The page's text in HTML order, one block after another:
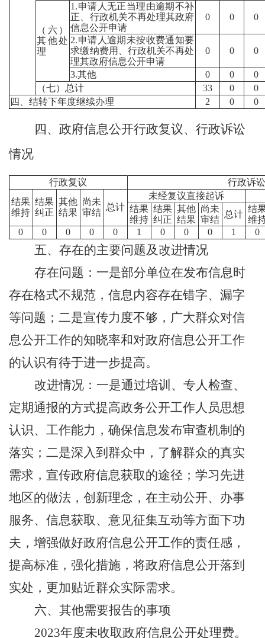
（六）
其他处
理
1.申请人无正当理由逾期不补
正、行政机关不再处理其政府
信息公开申请
0 0 0
2.申请人逾期未按收费通知要
求缴纳费用、行政机关不再处
理其政府信息公开申请
0 0 0
3.其他 0 0
0
（七）总计
33 0
0
四、结转下年度继续办理
2 0 0
四、政府信息公开行政复议、行政诉讼
情况
行政复议
行政诉
结果
维持
结果
纠正
其他
结果
尚未
审结
总计
未经复议直接起诉
结果
维持
结果
纠正
其他
结果
尚未
审结
总计
结
维
0
0 0 0 0 1 0 0 0 1 0
五、存在的主要问题及改进情况
存在问题：一是部分单位在发布信息时
存在格式不规范，信息内容存在错字、漏字
等问题；二是宣传力度不够，广大群众对信
息公开工作的知晓率和对政府信息公开工作
的认识有待于进一步提高。
改进情况：一是通过培训、专人检查、
定期通报的方式提高政务公开工作人员思想
认识、工作能力，确保信息发布审查机制的
落实；二是深入到群众中，了解群众的真实
需求，宣传政府信息获取的途径；学习先进
地区的做法，创新理念，在主动公开、办事
服务、信息获取、意见征集互动等方面下功
夫，增强做好政府信息公开工作的责任感，
提高标准，强化措施，将政府信息公开落到
实处，更加贴近群众实际需求。
六、其他需要报告的事项
2023年度未收取政府信息公开处理费。